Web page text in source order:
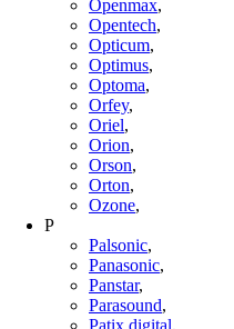
Openmax,
Opentech,
Opticum,
Optimus,
Optoma,
Orfey,
Oriel,
Orion,
Orson,
Orton,
Ozone,
P
Palsonic,
Panasonic,
Panstar,
Parasound,
Patix digital,